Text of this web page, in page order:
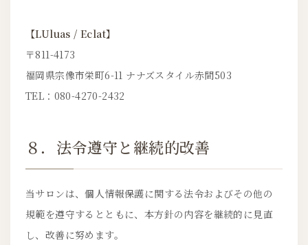
【LUluas / Eclat】
〒811-4173
福岡県宗像市栄町6-11 ナナズスタイル赤間503
TEL：080-4270-2432
８．法令遵守と継続的改善
当サロンは、個人情報保護に関する法令およびその他の
規範を遵守するとともに、本方針の内容を継続的に見直
し、改善に努めます。